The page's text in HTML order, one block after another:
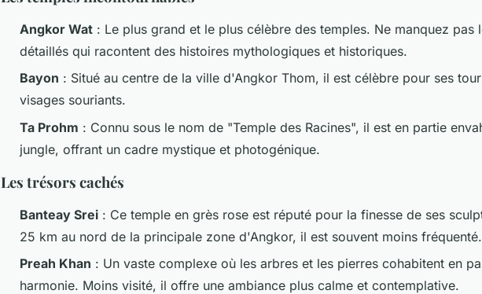
Angkor Wat : Le plus grand et le plus célèbre des temples. Ne manquez pas
détaillés qui racontent des histoires mythologiques et historiques.
Bayon : Situé au centre de la ville d'Angkor Thom, il est célèbre pour ses
visages souriants.
Ta Prohm : Connu sous le nom de "Temple des Racines", il est en partie
jungle, offrant un cadre mystique et photogénique.
Les trésors cachés
Banteay Srei : Ce temple en grès rose est réputé pour la finesse de ses
25 km au nord de la principale zone d'Angkor, il est souvent moins fréquenté.
Preah Khan : Un vaste complexe où les arbres et les pierres cohabitent en
harmonie. Moins visité, il offre une ambiance plus calme et contemplative.